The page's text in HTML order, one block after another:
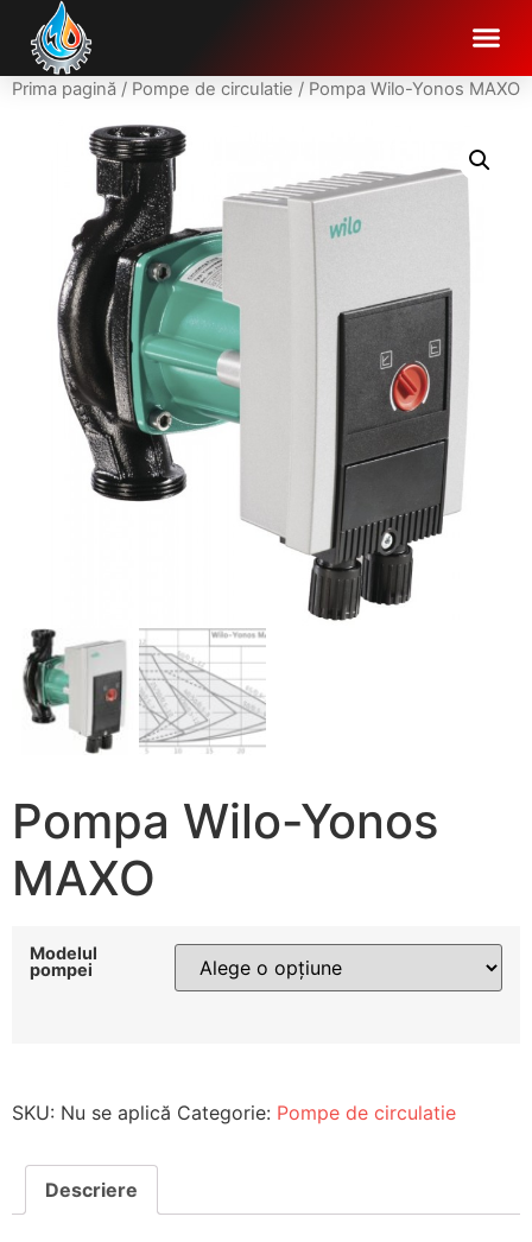
Prima pagină / Pompe de circulatie / Pompa Wilo-Yonos MAXO
Pompa Wilo-Yonos
MAXO
Modelul
pompei
SKU: Nu se aplică Categorie: Pompe de circulatie
Descriere